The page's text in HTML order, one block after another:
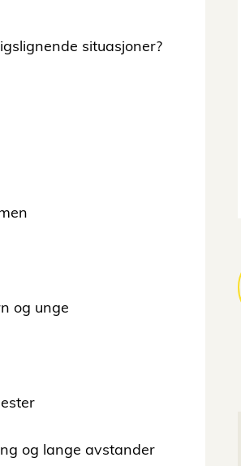
situasjoner?
og unge
og lange avstander